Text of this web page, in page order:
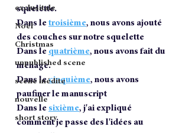
exclusitale
Noël
Christmas
unpublished scene
scène inédite
nouvelle
short story
squelette.
Dans le troisième, nous avons ajouté
des couches sur notre squelette
Dans le quatrième, nous avons fait du
ménage.
Dans le cinquième, nous avons
paufiner le manuscript
Dans le sixième, j'ai expliqué
comment je passe des l'idées au